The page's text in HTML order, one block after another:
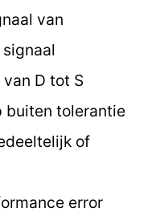
van
D tot S
buiten tolerantie
of
error